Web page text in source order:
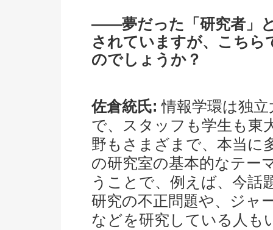
――夢だった「研究者」
されていますが、こちら
のでしょうか？
佐倉統氏: 情報学環は独
で、スタッフも学生も東
野もさまざまで、本当に
の研究室の基本的なテー
うことで、例えば、今話
研究の不正問題や、ジャ
などを研究している人も